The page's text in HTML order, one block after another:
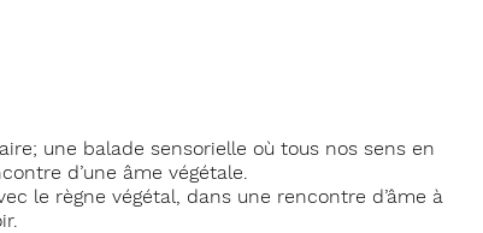
une balade sensorielle où tous nos sens en
d’une âme végétale.
le règne végétal, dans une rencontre d’âme à